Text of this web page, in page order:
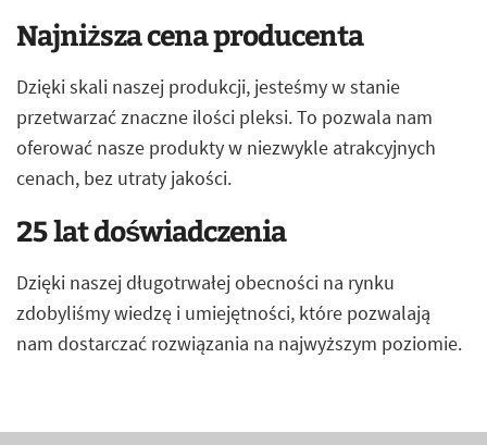
Najniższa cena producenta
Dzięki skali naszej produkcji, jesteśmy w stanie
przetwarzać znaczne ilości pleksi. To pozwala nam
oferować nasze produkty w niezwykle atrakcyjnych
cenach, bez utraty jakości.
25 lat doświadczenia
Dzięki naszej długotrwałej obecności na rynku
zdobyliśmy wiedzę i umiejętności, które pozwalają
nam dostarczać rozwiązania na najwyższym poziomie.